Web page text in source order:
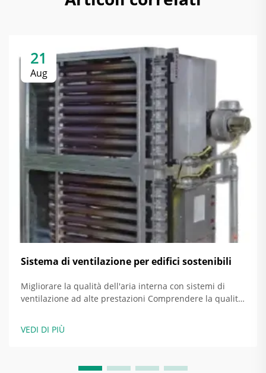
21
Aug
Sistema di ventilazione per edifici sostenibili
Migliorare la qualità dell'aria interna con sistemi di
ventilazione ad alte prestazioni Comprendere la qualità
La cattiva qualità dell'aria interna ha davvero un
impatto sulle persone, causando problemi come mal di
VEDI DI PIÙ